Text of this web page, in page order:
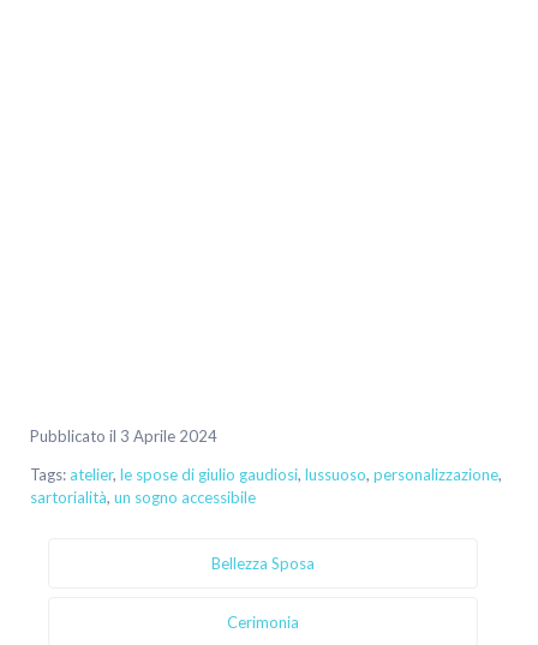
Pubblicato il 3 Aprile 2024
Tags: atelier, le spose di giulio gaudiosi, lussuoso, personalizzazione,
sartorialità, un sogno accessibile
Bellezza Sposa
Cerimonia